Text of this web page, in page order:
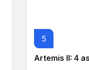
5
Artemis II: 4